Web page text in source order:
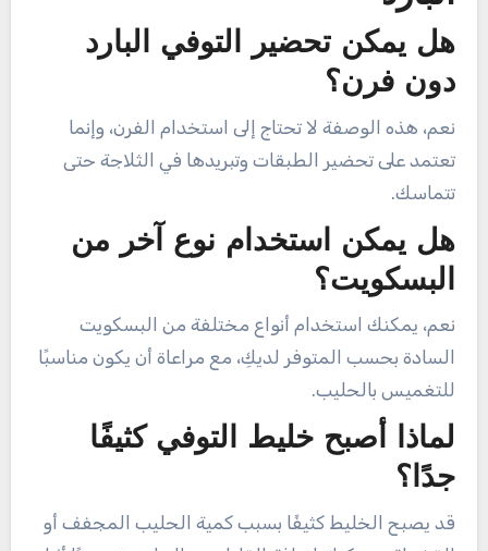
هل يمكن تحضير التوفي البارد
دون فرن؟
نعم، هذه الوصفة لا تحتاج إلى استخدام الفرن، وإنما
تعتمد على تحضير الطبقات وتبريدها في الثلاجة حتى
تتماسك.
هل يمكن استخدام نوع آخر من
البسكويت؟
نعم، يمكنك استخدام أنواع مختلفة من البسكويت
السادة بحسب المتوفر لديكِ، مع مراعاة أن يكون مناسبًا
للتغميس بالحليب.
لماذا أصبح خليط التوفي كثيفًا
جدًا؟
قد يصبح الخليط كثيفًا بسبب كمية الحليب المجفف أو